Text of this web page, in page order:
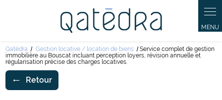
Qatédra Gestion locative / location de biens
Service complet de gestion
immobilière au Bouscat incluant perception loyers, révision annuelle et
régularisation précise des charges locatives.
Retour